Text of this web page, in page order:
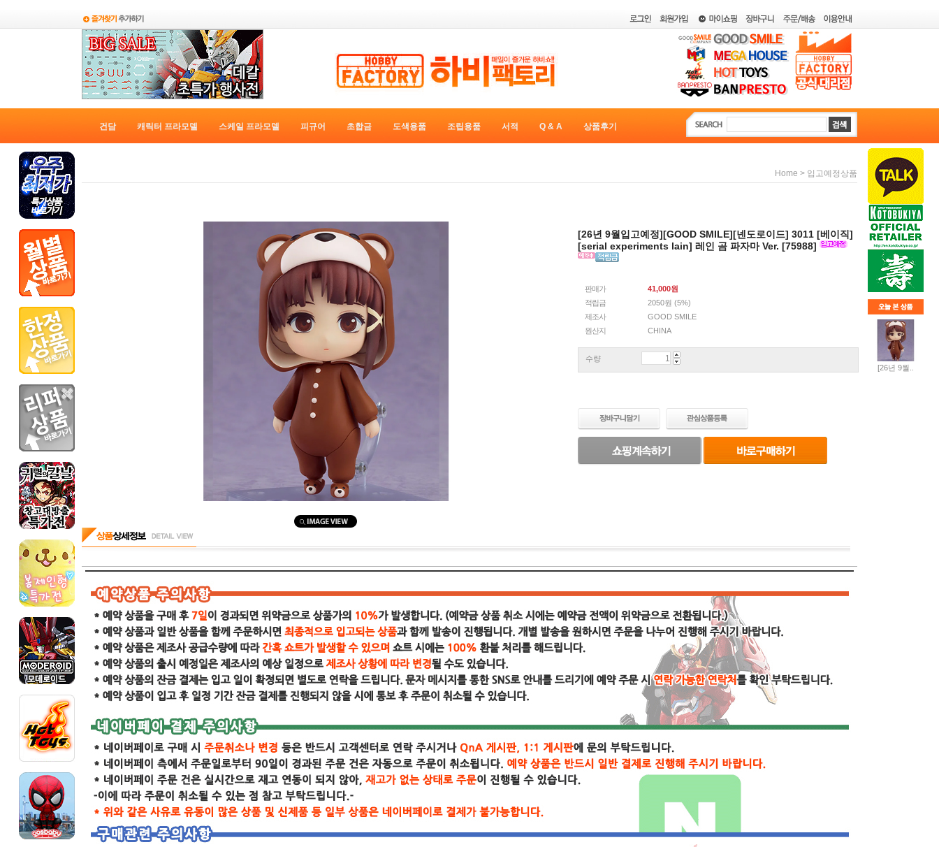
건담 캐릭터 프라모델 스케일 프라모델 피규어 초합금 도색용품 조립용품 서적 Q & A 상품후기
[26년 9월..
Home > 입고예정상품
[26년 9월입고예정][GOOD SMILE][넨도로이드] 3011 [베이직]
[serial experiments lain] 레인 곰 파자마 Ver. [75988]
판매가 41,000원
적립금
2050원 (5%)
제조사
GOOD SMILE
원산지
CHINA
수량